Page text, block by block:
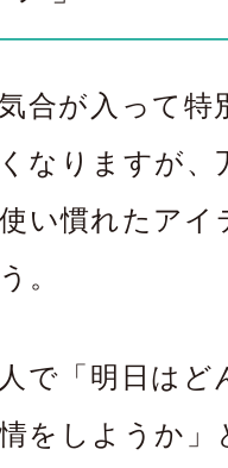
合が入って特
なりますが
い慣れたアイ
。
で「明日はど
をしようか」